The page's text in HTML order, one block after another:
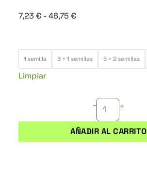
7,23 € -46,75 €Rango
desde
46,75 €
1 semilla 3 + 1 semillas 5 + 2 semillas
Limpiar
-
KUSH
+
AÑADIR AL CARRITO